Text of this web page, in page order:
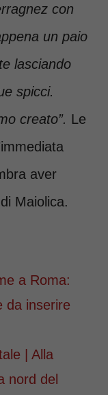
con
un paio
lasciando
spicci.
creato”. Le
aver
Maiolica.
a Roma:
da inserire
| Alla
nord del